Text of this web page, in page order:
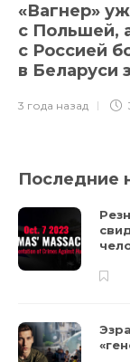
«Вагнер»
с Польшей,
с Россией
в Беларуси
3 года назад
Последние